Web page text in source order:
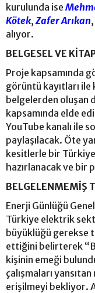
kurulunda ise
Kötek, Zafer Arıkan,
alıyor.
BELGESEL VE
Proje kapsamında
görüntü kayıtları ile
belgelerden oluşan
kapsamında elde
YouTube kanalı ile
paylaşılacak. Öte
kesitlerle bir
hazırlanacak ve bir
BELGELENMEMİŞ
Enerji Günlüğü
Türkiye elektrik
büyüklüğü gerekse
ettiğini belirterek
kişinin emeği
çalışmaları
erişilmeyi bekliyor.